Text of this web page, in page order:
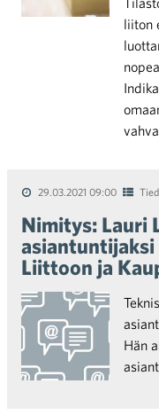
liiton
29.03.2021 09:00
Nimitys: Lauri
asiantuntijaksi
Liittoon ja
Hän